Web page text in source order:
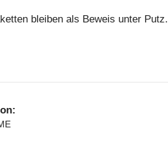
bleiben als Beweis unter Putz.